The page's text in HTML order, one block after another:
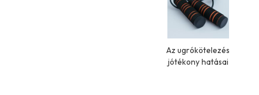
Az ugrókötelezés
jótékony hatásai